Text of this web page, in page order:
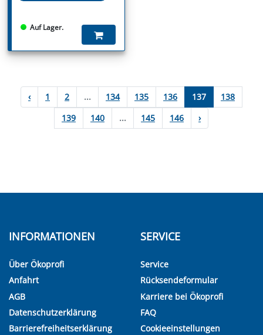
Auf Lager.
‹ 1 2 ... 134 135 136 137
138
139
140 ... 145 146 ›
INFORMATIONEN
Über Ökoprofi
Anfahrt
AGB
Datenschutzerklärung
Barrierefreiheitserklärung
SERVICE
Service
Rücksendeformular
Karriere bei Ökoprofi
FAQ
Cookieeinstellungen